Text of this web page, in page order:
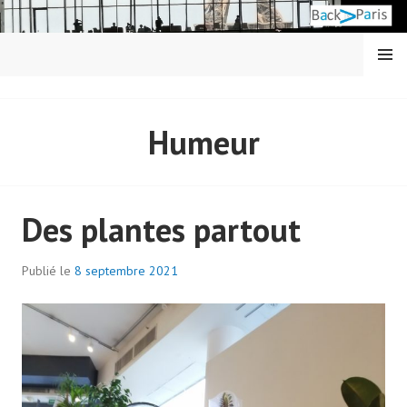
Aller
au
MENU
Humeur
Des plantes partout
Publié le 8 septembre 2021
m